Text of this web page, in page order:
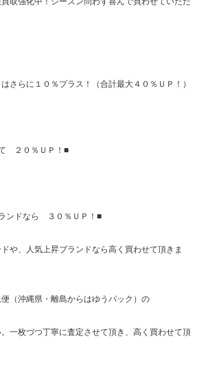
さらに１０％プラス！（合計最大４０％ＵＰ！）
２０％ＵＰ！■
ンドなら ３０％ＵＰ！■
や、人気上昇ブランドなら高く買わせて頂きま
（沖縄県・離島からはゆうパック）の
一枚づつ丁寧に査定させて頂き、高く買わせて頂